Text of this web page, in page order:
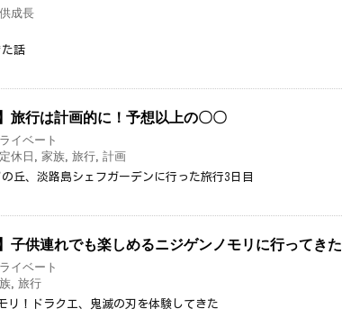
成長
話
旅行は計画的に！予想以上の〇〇
イベート
定休日 , 家族, 旅行, 計画
丘、淡路島シェフガーデンに行った旅行3日目
子供連れでも楽しめるニジゲンノモリに行ってきた
イベート
, 旅行
リ！ドラクエ、鬼滅の刃を体験してきた